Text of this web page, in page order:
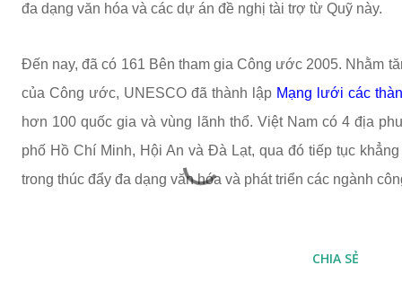
đa dạng văn hóa và các dự án đề nghị tài trợ từ Quỹ này.
Đến nay, đã có 161 Bên tham gia Công ước 2005. Nhằm
của Công ước, UNESCO đã thành lập Mạng lưới các
hơn 100 quốc gia và vùng lãnh thổ. Việt Nam có 4 địa
phố Hồ Chí Minh, Hội An và Đà Lạt, qua đó tiếp tục
trong thúc đẩy đa dạng văn hóa và phát triển các ngành
CHIA SẺ